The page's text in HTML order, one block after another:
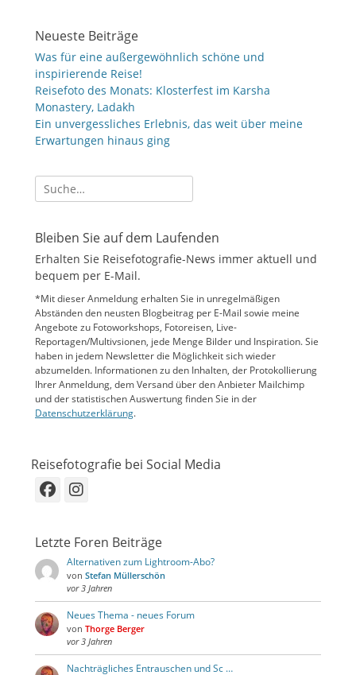
Neueste Beiträge
Was für eine außergewöhnlich schöne und
inspirierende Reise!
Reisefoto des Monats: Klosterfest im Karsha
Monastery, Ladakh
Ein unvergessliches Erlebnis, das weit über meine
Erwartungen hinaus ging
Suche
nach:
Bleiben Sie auf dem Laufenden
Erhalten Sie Reisefotografie-News immer aktuell und
bequem per E-Mail.
*Mit dieser Anmeldung erhalten Sie in unregelmäßigen
Abständen den neusten Blogbeitrag per E-Mail sowie meine
Angebote zu Fotoworkshops, Fotoreisen, Live-
Reportagen/Multivsionen, jede Menge Bilder und Inspiration. Sie
haben in jedem Newsletter die Möglichkeit sich wieder
abzumelden. Informationen zu den Inhalten, der Protokollierung
Ihrer Anmeldung, dem Versand über den Anbieter Mailchimp
und der statistischen Auswertung finden Sie in der
Datenschutzerklärung.
Reisefotografie bei Social Media
Facebook
Instagram
Letzte Foren Beiträge
Alternativen zum Lightroom-Abo?
von Stefan Müllerschön
vor 3 Jahren
Neues Thema - neues Forum
von Thorge Berger
vor 3 Jahren
Nachträgliches Entrauschen und Sc …